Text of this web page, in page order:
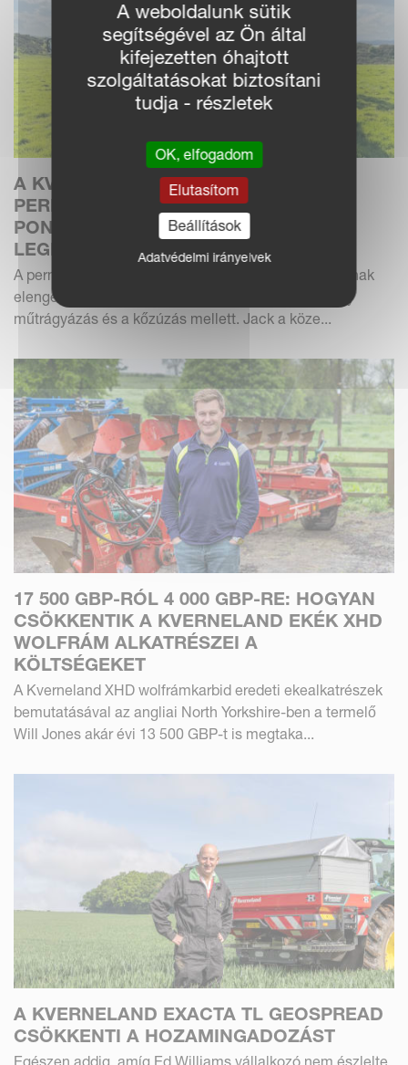
A KVERNELAND IXTER-IXTRA
PERMETEZŐKOMBINÁCIÓ
PONTOSSÁGOT BIZTOSÍT SKÓCIA
LEGKEMÉNYEBB SZÁNTÓFÖLDJEIN
A permetezés Jack Wilson vállalkozó szolgáltatásainak
elengedhetetlen részévé vált, a bálázás, a folyékony
műtrágyázás és a kőzúzás mellett. Jack a köze...
17 500 GBP-RÓL 4 000 GBP-RE: HOGYAN
CSÖKKENTIK A KVERNELAND EKÉK XHD
WOLFRÁM ALKATRÉSZEI A
KÖLTSÉGEKET
A Kverneland XHD wolfrámkarbid eredeti ekealkatrészek
bemutatásával az angliai North Yorkshire-ben a termelő
Will Jones akár évi 13 500 GBP-t is megtaka...
A KVERNELAND EXACTA TL GEOSPREAD
CSÖKKENTI A HOZAMINGADOZÁST
Egészen addig, amíg Ed Williams vállalkozó nem észlelte
A weboldalunk sütik
segítségével az Ön által
kifejezetten óhajtott
szolgáltatásokat biztosítani
tudja - részletek
OK, elfogadom
Elutasítom
Beállítások
Adatvédelmi irányelvek